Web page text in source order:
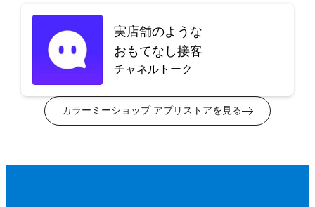
実店舗のような
おもてなし接客
チャネルトーク
カラーミーショップ アプリストアを見る